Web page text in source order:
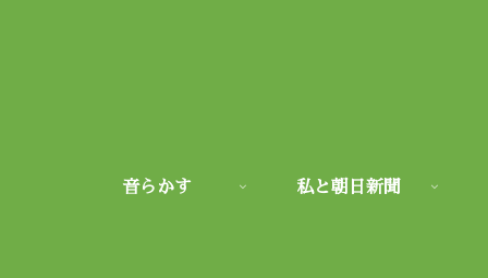
音らかす 私と朝日新聞